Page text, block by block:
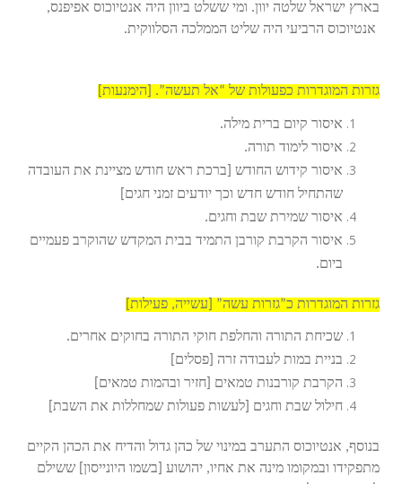
בארץ ישראל שלטה יוון. ומי ששלט ביוון היה אנטיוכוס אפיפנס,
אנטיוכוס הרביעי היה שליט הממלכה הסלווקית.
גזרות המוגדרות כפעולות של “אל תעשה”. [הימנעות]
איסור קיום ברית מילה.
איסור לימוד תורה.
איסור קידוש החודש [ברכת ראש חודש מציינת את העובדה
שהתחיל חודש חדש וכך יודעים זמני חגים]
איסור שמירת שבת וחגים.
איסור הקרבת קורבן התמיד בבית המקדש שהוקרב פעמיים
ביום.
גזרות המוגדרות כ”גזרות עשה” [עשייה, פעילות]
שכיחת התורה והחלפת חוקי התורה בחוקים אחרים.
בניית במות לעבודה זרה [פסלים]
הקרבת קורבנות טמאים [חזיר ובהמות טמאים]
חילול שבת וחגים [לעשות פעולות שמחללות את השבת]
בנוסף, אנטיוכוס התערב במינוי של כהן גדול והדיח את הכהן הקיים
מתפקידו ובמקומו מינה את אחיו, יהושוע [בשמו היונייסון] ששילם